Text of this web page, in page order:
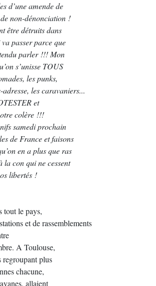
d’une amende de
non-dénonciation !
être détruits dans
passer parce que
parler !!! Mon
s’unisse TOUS
les punks,
adresse, les caravaniers...
et
colère !!!
samedi prochain
de France et faisons
en a plus que ras
la con qui ne cessent
libertés !
tout le pays,
et de rassemblements
A Toulouse,
regroupant plus
chacune,
allaient